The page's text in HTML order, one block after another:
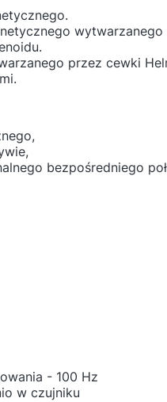
przez cewki
bezpośredniego
- 100 Hz
w czujniku